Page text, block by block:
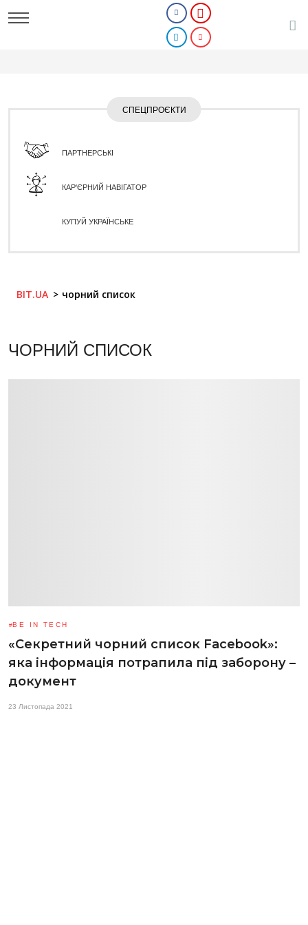
СПЕЦПРОЄКТИ
ПАРТНЕРСЬКІ
КАР'ЄРНИЙ НАВІГАТОР
КУПУЙ УКРАЇНСЬКЕ
BIT.UA чорний список
ЧОРНИЙ СПИСОК
BE IN TECH
«Секретний чорний список Facebook»:
яка інформація потрапила під заборону –
документ
23 Листопада 2021